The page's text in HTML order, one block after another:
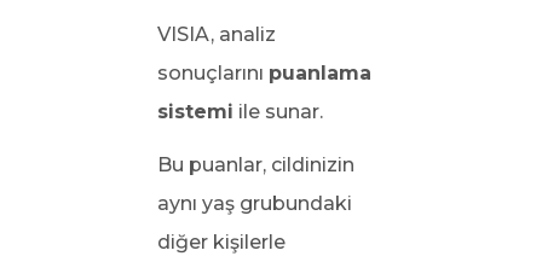
VISIA, analiz
sonuçlarını puanlama
sistemi ile sunar.
Bu puanlar, cildinizin
aynı yaş grubundaki
diğer kişilerle